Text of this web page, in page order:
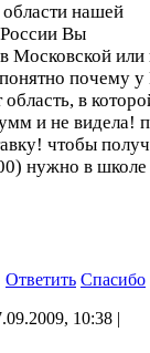
области нашей
Вы
Московской или
почему у
в
и не видела!
чтобы
нужно в школе
Ответить Спасибо
10:38 |